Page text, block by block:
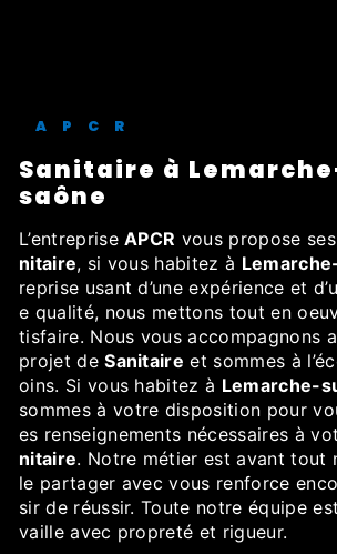
APCR
Sanitaire à Lemarche-sur-
saône
L’entrepriseAPCR vous propose
nitaire, si vous habitez à
reprise usant d’une expérience et
e qualité, nous mettons tout en
tisfaire. Nous vous accompagnons
projet deSanitaire et sommes à
oins. Si vous habitez à Lemarche-
sommes à votre disposition pour
es renseignements nécessaires à
nitaire. Notre métier est avant tout
le partager avec vous renforce
sir de réussir. Toute notre équipe
vaille avec propreté et rigueur.